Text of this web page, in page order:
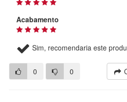
Acabamento
Sim, recomendaria este
0 0